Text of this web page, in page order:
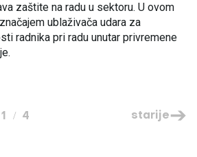
zaštite na radu u sektoru. U ovom
ublaživača udara za
radnika pri radu unutar privremene
1 4 starije